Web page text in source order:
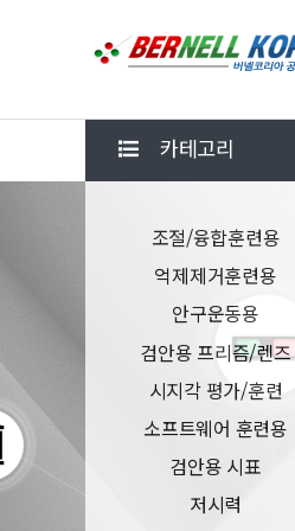
카테고리
조절/융합훈련용
억제제거훈련용
안구운동용
검안용 프리즘/렌즈
시지각 평가/훈련
소프트웨어 훈련용
검안용 시표
저시력